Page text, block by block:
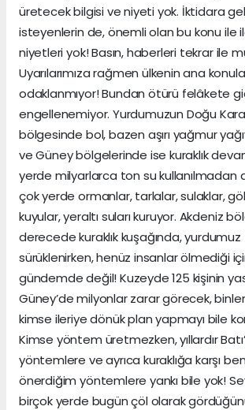
üretecek bilgisi ve niyeti yok. İktidara
isteyenlerin de, önemli olan bu konu ile
niyetleri yok! Basın, haberleri tekrar ile
Uyarılarımıza rağmen ülkenin ana
odaklanmıyor! Bundan ötürü felâkete
engellenemiyor. Yurdumuzun Doğu
bölgesinde bol, bazen aşırı yağmur
ve Güney bölgelerinde ise kuraklık
yerde milyarlarca ton su kullanılmadan
çok yerde ormanlar, tarlalar, sulaklar,
kuyular, yeraltı suları kuruyor. Akdeniz
derecede kuraklık kuşağında,
sürüklenirken, henüz insanlar ölmediği
gündemde değil! Kuzeyde 125 kişinin
Güney’de milyonlar zarar görecek,
kimse ileriye dönük plan yapmayı bile
Kimse yöntem üretmezken, yıllardır
yöntemlere ve ayrıca kuraklığa karşı
önerdiğim yöntemlere yankı bile yok!
birçok yerde bugün çöl olarak